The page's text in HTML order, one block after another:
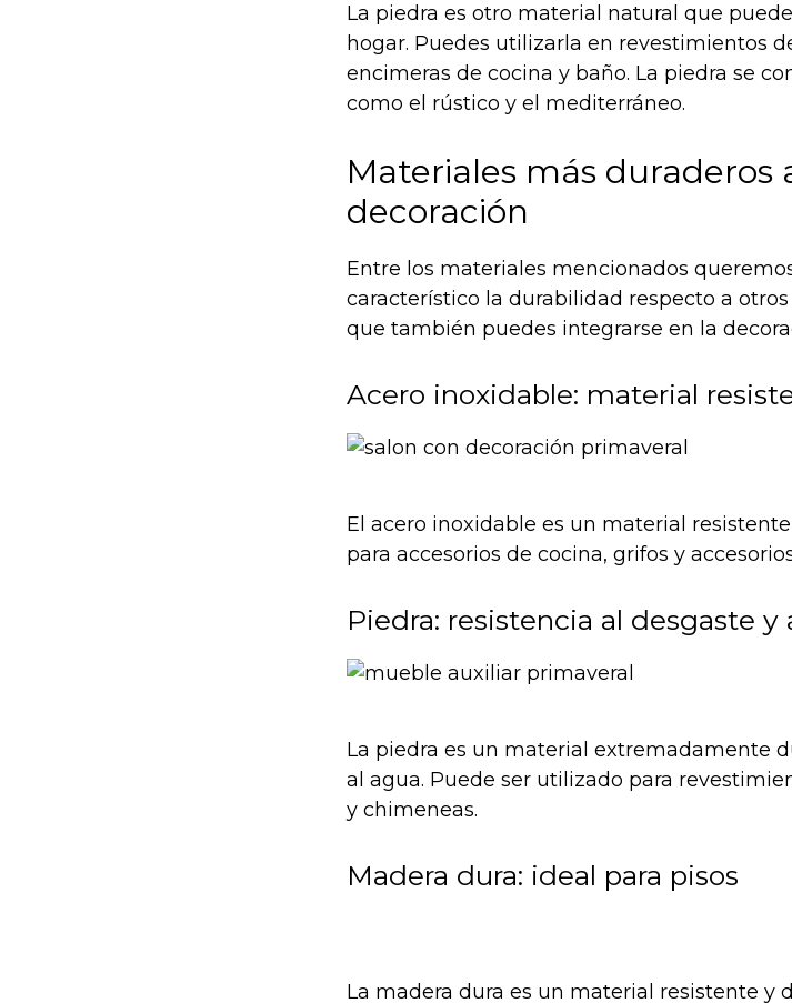
La piedra es otro material natural que
hogar. Puedes utilizarla en revestimientos
encimeras de cocina y baño. La piedra se
como el rústico y el mediterráneo.
Materiales más duraderos
decoración
Entre los materiales mencionados
característico la durabilidad respecto a
que también puedes integrarse en la
Acero inoxidable: material
El acero inoxidable es un material
para accesorios de cocina, grifos y
Piedra: resistencia al desgaste y
La piedra es un material extremadamente
al agua. Puede ser utilizado para
y chimeneas.
Madera dura: ideal para pisos
La madera dura es un material resistente y